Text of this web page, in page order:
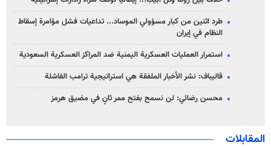
طرد اثنين من كبار مسؤولي الموساد... تداعيات فشل مؤامرة إسقاط
النظام في إيران
استمرار العمليات العسكرية اليمنية ضد المراكز العسكرية السعودية
قاليباف: نشر الأخبار الملفقة هي استراتيجية ترامب الفاشلة
محسن رضائي: لن نسمح بفتح ممر ثانٍ في مضيق هرمز
المقابلات